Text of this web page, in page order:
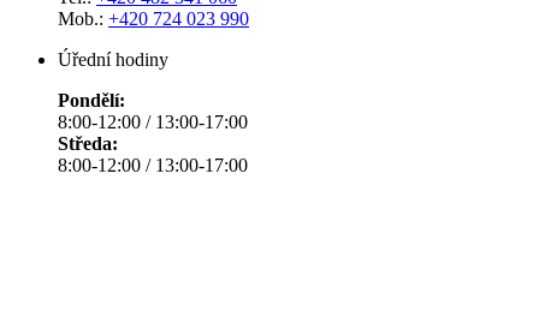
Mob.: +420 724 023 990
Úřední hodiny
Pondělí:
8:00-12:00 / 13:00-17:00
Středa:
8:00-12:00 / 13:00-17:00